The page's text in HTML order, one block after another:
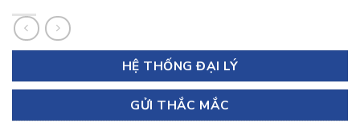
HỆ THỐNG ĐẠI LÝ
GỬI THẮC MẮC